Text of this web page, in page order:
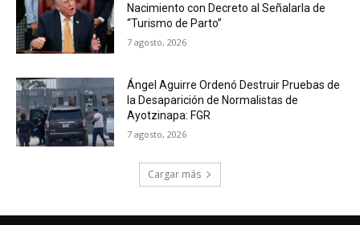
Nacimiento con Decreto al Señalarla de
“Turismo de Parto”
7 agosto, 2026
Ángel Aguirre Ordenó Destruir Pruebas de
la Desaparición de Normalistas de
Ayotzinapa: FGR
7 agosto, 2026
Cargar más